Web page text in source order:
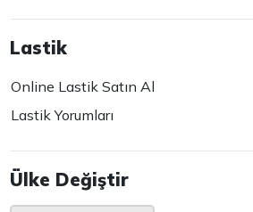
Lastik
Online Lastik Satın Al
Lastik Yorumları
Ülke Değiştir